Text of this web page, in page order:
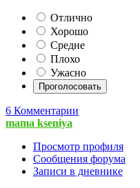
Отлично
Хорошо
Средне
Плохо
Ужасно
6 Комментарии
mama kseniya
Просмотр профиля
Сообщения форума
Записи в дневнике